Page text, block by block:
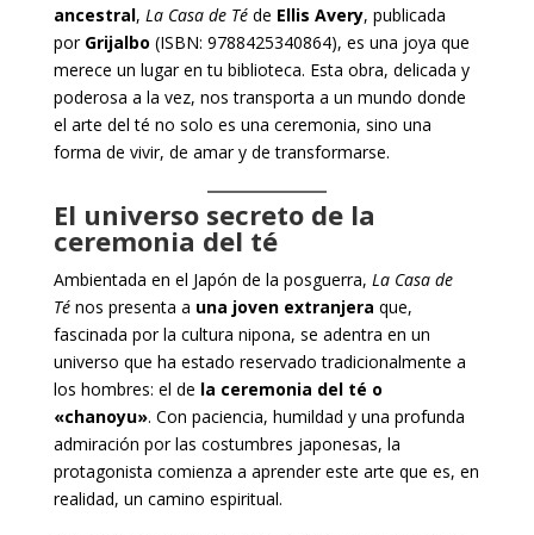
ancestral, La Casa de Téde Ellis Avery, publicada
por Grijalbo (ISBN: 9788425340864), es una joya que
merece un lugar en tu biblioteca. Esta obra, delicada y
poderosa a la vez, nos transporta a un mundo donde
el arte del té no solo es una ceremonia, sino una
forma de vivir, de amar y de transformarse.
El universo secreto de la
ceremonia del té
Ambientada en el Japón de la posguerra, La Casa de
Ténos presenta a una joven extranjera que,
fascinada por la cultura nipona, se adentra en un
universo que ha estado reservado tradicionalmente a
los hombres: el de la ceremonia del té o
«chanoyu». Con paciencia, humildad y una profunda
admiración por las costumbres japonesas, la
protagonista comienza a aprender este arte que es, en
realidad, un camino espiritual.